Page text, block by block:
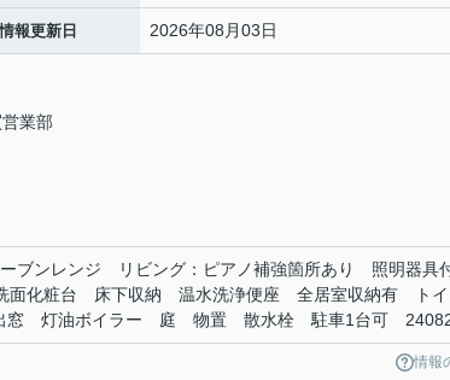
情報更新日 2026年08月03日
業部
ブンレンジ リビング：ピアノ補強箇所あり 照明器
面化粧台 床下収納 温水洗浄便座 全居室収納有 トイ
窓 灯油ボイラー 庭 物置 散水栓 駐車1台可
情報